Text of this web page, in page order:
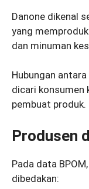
Danone dikenal
yang
dan minuman
Hubungan
dicari konsumen
pembuat produk.
Produsen
Pada data
dibedakan: